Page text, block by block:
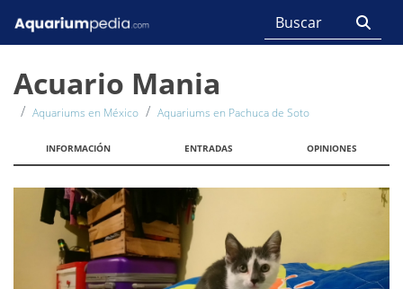
Acuario Mania
Aquariums en México Aquariums en Pachuca de Soto
INFORMACIÓN ENTRADAS OPINIONES